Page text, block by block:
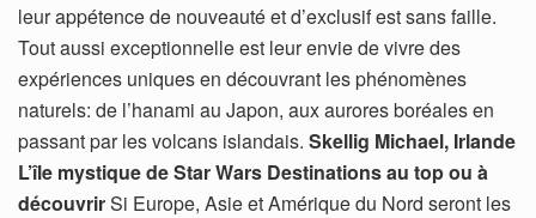
leur appétence de nouveauté et d’exclusif est sans faille.
Tout aussi exceptionnelle est leur envie de vivre des
expériences uniques en découvrant les phénomènes
naturels: de l’hanami au Japon, aux aurores boréales en
passant par les volcans islandais. Skellig Michael, Irlande
L’île mystique de Star Wars Destinations au top ou à
découvrirSi Europe, Asie et Amérique du Nord seront les